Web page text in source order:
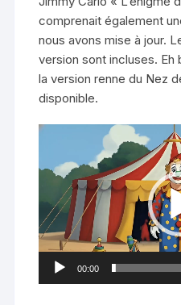
comprenait également
nous avons mise à jour.
version sont incluses. Eh
la version renne du Nez
disponible.
Lecteur
00:00